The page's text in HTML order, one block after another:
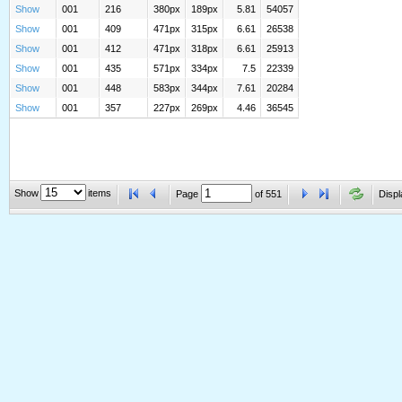
Show
001 216 380px 189px 5.81
54057
Show
001 409 471px 315px 6.61
26538
Show
001 412 471px 318px 6.61
25913
Show
001 435 571px 334px 7.5
22339
Show
001 448 583px 344px 7.61
20284
Show
001 357 227px 269px 4.46 36545
Show items Page of 551